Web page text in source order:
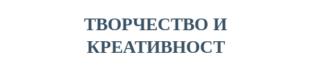
ТВОРЧЕСТВО И
КРЕАТИВНОСТ